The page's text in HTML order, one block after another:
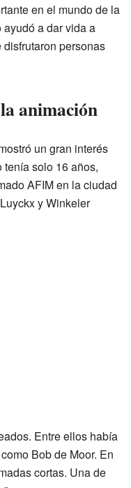
en el mundo de la
a dar vida a
personas
animación
un gran interés
solo 16 años,
AFIM en la ciudad
y Winkeler
Entre ellos había
Bob de Moor. En
cortas. Una de